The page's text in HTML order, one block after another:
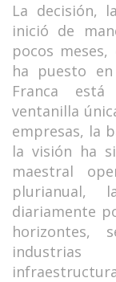
La decisión,
inició de
pocos
ha puesto
Franca
ventanilla
empresas, la
la visión ha
maestral
plurianual,
diariamente
horizontes,